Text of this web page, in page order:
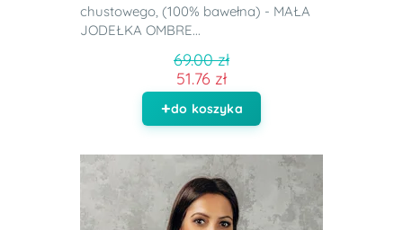
chustowego, (100% bawełna) - MAŁA
JODEŁKA OMBRE...
69.00 zł
51.76 zł
do koszyka